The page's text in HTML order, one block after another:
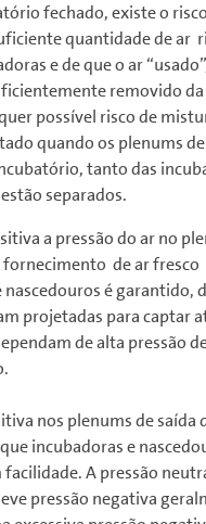
fechado, existe o
quantidade de ar
e de que o ar
removido
possível risco de
quando os plenums
tanto das
separados.
a pressão do ar no
de ar fresco
é garantido,
projetadas para captar
de alta pressão
nos plenums de saída
incubadoras e
A pressão
pressão negativa